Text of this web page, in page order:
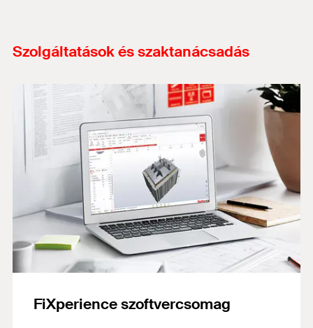
Szolgáltatások és szaktanácsadás
FiXperience szoftvercsomag